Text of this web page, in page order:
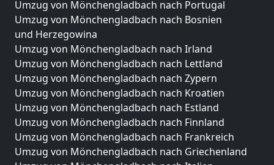
Umzug von Mönchengladbach nach Portugal
Umzug von Mönchengladbach nach Bosnien
und Herzegowina
Umzug von Mönchengladbach nach Irland
Umzug von Mönchengladbach nach Lettland
Umzug von Mönchengladbach nach Zypern
Umzug von Mönchengladbach nach Kroatien
Umzug von Mönchengladbach nach Estland
Umzug von Mönchengladbach nach Finnland
Umzug von Mönchengladbach nach Frankreich
Umzug von Mönchengladbach nach Griechenland